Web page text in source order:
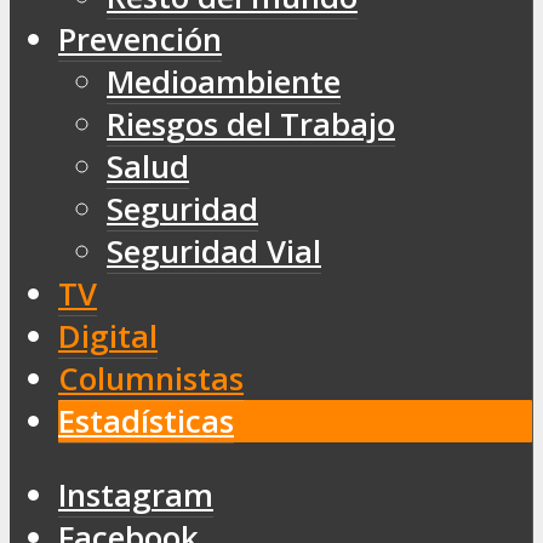
Prevención
Medioambiente
Riesgos del Trabajo
Salud
Seguridad
Seguridad Vial
TV
Digital
Columnistas
Estadísticas
Instagram